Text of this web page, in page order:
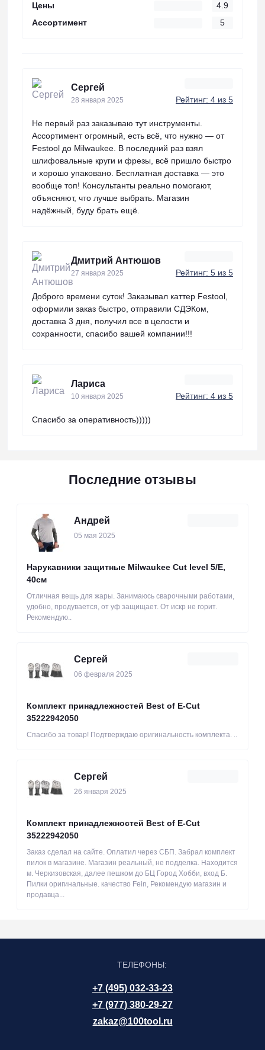
Цены
4.9
Ассортимент
5
Сергей
28 января 2025 Рейтинг: 4 из 5
Не первый раз заказываю тут инструменты.
Ассортимент огромный, есть всё, что нужно — от
Festool до Milwaukee. В последний раз взял
шлифовальные круги и фрезы, всё пришло быстро
и хорошо упаковано. Бесплатная доставка — это
вообще топ! Консультанты реально помогают,
объясняют, что лучше выбрать. Магазин
надёжный, буду брать ещё.
Дмитрий Антюшов
27 января 2025 Рейтинг: 5 из 5
Доброго времени суток! Заказывал каттер Festool,
оформили заказ быстро, отправили СДЭКом,
доставка 3 дня, получил все в целости и
сохранности, спасибо вашей компании!!!
Лариса
10 января 2025 Рейтинг: 4 из 5
Спасибо за оперативность)))))
Последние отзывы
Андрей
05 мая 2025
Нарукавники защитные Milwaukee Cut level 5/Е,
40см
Отличная вещь для жары. Занимаюсь сварочными работами,
удобно, продувается, от уф защищает. От искр не горит.
Рекомендую..
Сергей
06 февраля 2025
Комплект принадлежностей Best of E-Cut
35222942050
Спасибо за товар! Подтверждаю оригинальность комплекта. ..
Сергей
26 января 2025
Комплект принадлежностей Best of E-Cut
35222942050
Заказ сделал на сайте. Оплатил через СБП. Забрал комплект
пилок в магазине. Магазин реальный, не подделка. Находится
м. Черкизовская, далее пешком до БЦ Город Хобби, вход Б.
Пилки оригинальные. качество Fein, Рекомендую магазин и
продавца...
ТЕЛЕФОНЫ:
+7 (495) 032-33-23
+7 (977) 380-29-27
zakaz@100tool.ru